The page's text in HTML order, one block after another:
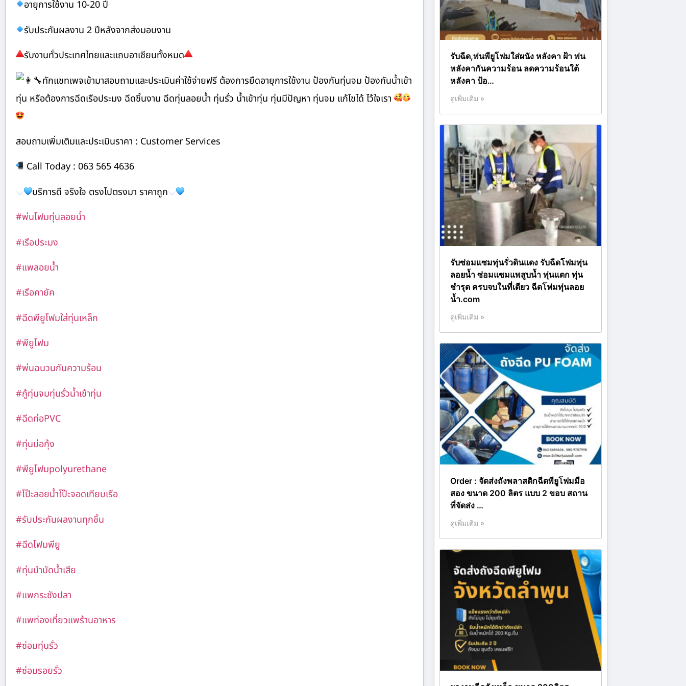
อายุการใช้งาน 10-20 ปี
รับประกันผลงาน 2 ปีหลังจากส่งมอบงาน
รับงานทั่วประเทศไทยและแถบอาเซียนทั้งหมด
ทักแชทเพจเข้ามาสอบถามและประเมินค่าใช้จ่ายฟรี ต้องการยืดอายุการใช้งาน ป้องกันทุ่นจม ป้องกันน้ำเข้า
ทุ่น หรือต้องการฉีดเรือประมง ฉีดชิ้นงาน ฉีดทุ่นลอยน้ำ ทุ่นรั่ว น้ำเข้าทุ่น ทุ่นมีปัญหา ทุ่นจม แก้ไขได้ ไว้ใจเรา
สอบถามเพิ่มเติมและประเมินราคา : Customer Services
Call Today : 063 565 4636
บริการดี จริงใจ ตรงไปตรงมา ราคาถูก
#พ่นโฟมทุ่นลอยน้ำ
#เรือประมง
#แพลอยน้ำ
#เรือคายัค
#ฉีดพียูโฟมใส่ทุ่นเหล็ก
#พียูโฟม
#พ่นฉนวนกันความร้อน
#กู้ทุ่นจมทุ่นรั่วน้ำเข้าทุ่น
#ฉีดท่อPVC
#ทุ่นบ่อกุ้ง
#พียูโฟมpolyurethane
#โป๊ะลอยน้ำโป๊ะจอดเทียบเรือ
#รับประกันผลงานทุกชิ้น
#ฉีดโฟมพียู
#ทุ่นบำบัดน้ำเสีย
#แพกระชังปลา
#แพท่องเที่ยวแพร้านอาหาร
#ซ่อมทุ่นรั่ว
#ซ่อมรอยรั่ว
รับฉีด,พ่นพียูโฟมใส่ผนัง หลังคา ฝ้า พ่น
หลังคากันความร้อน ลดความร้อนใต้
หลังคา ป้อ…
ดูเพิ่มเติม »
รับซ่อมแซมทุ่นรั่วดินแดง รับฉีดโฟมทุ่น
ลอยน้ำ ซ่อมแซมแพสูบน้ำ ทุ่นแตก ทุ่น
ชำรุด ครบจบในที่เดียว ฉีดโฟมทุ่นลอย
น้ำ.com
ดูเพิ่มเติม »
Order : จัดส่งถังพลาสติกฉีดพียูโฟมมือ
สอง ขนาด 200 ลิตร แบบ 2 ขอบ สถาน
ที่จัดส่ง …
ดูเพิ่มเติม »